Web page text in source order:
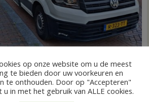
verbindt alle kernen Hardenberg
de Jonge Reacties uitgeschakeldvoor
Nieuw
volgend jaar moet een extra systeem
op onze website om u de meest
te bieden door uw voorkeuren en
te onthouden. Door op "Accepteren"
in met het gebruik van ALLE cookies.